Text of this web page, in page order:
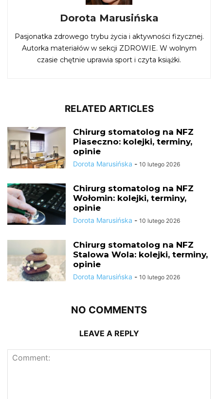
Dorota Marusińska
Pasjonatka zdrowego trybu życia i aktywności fizycznej.
Autorka materiałów w sekcji ZDROWIE. W wolnym
czasie chętnie uprawia sport i czyta książki.
RELATED ARTICLES
Chirurg stomatolog na NFZ
Piaseczno: kolejki, terminy,
opinie
Dorota Marusińska - 10 lutego 2026
Chirurg stomatolog na NFZ
Wołomin: kolejki, terminy,
opinie
Dorota Marusińska - 10 lutego 2026
Chirurg stomatolog na NFZ
Stalowa Wola: kolejki, terminy,
opinie
Dorota Marusińska - 10 lutego 2026
NO COMMENTS
LEAVE A REPLY